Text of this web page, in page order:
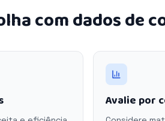
com dados de
Avalie por